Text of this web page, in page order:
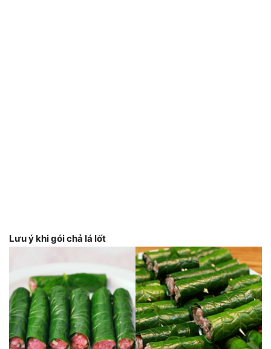
Lưu ý khi gói chả lá lốt